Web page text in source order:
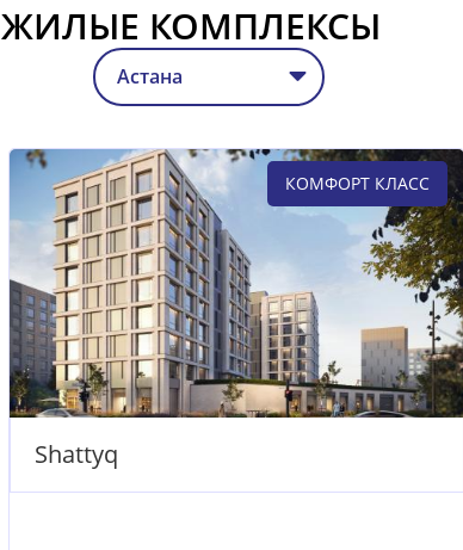
ЖИЛЫЕ КОМПЛЕКСЫ
КОМФОРТ КЛАСС
Shattyq